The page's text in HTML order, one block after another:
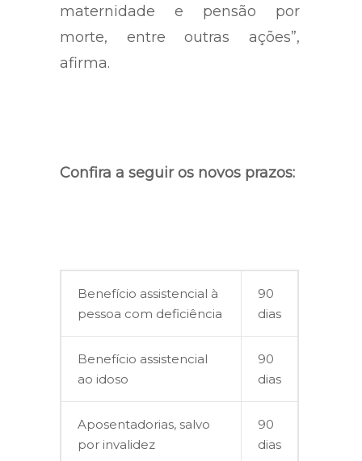
maternidade e pensão por
morte, entre outras ações”,
afirma.
Confira a seguir os novos prazos:
Benefício assistencial à
pessoa com deficiência
90
dias
Benefício assistencial
ao idoso
90
dias
Aposentadorias, salvo
por invalidez
90
dias